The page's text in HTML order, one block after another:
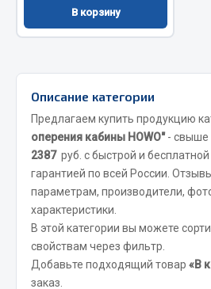
Автозвук
Автокаталоги
Брызговики
Вентиляторы кабины
Вымпела
Показать ещё
Весь раздел
Смазочные материалы
В корзину
Описание категории
Предлагаем купить продукцию
оперения кабины HOWO"- свыше
2387 руб. с быстрой и
гарантией по всей России.
параметрам, производители,
характеристики.
В этой категории вы можете
свойствам через фильтр.
Добавьте подходящий товар «В
заказ.